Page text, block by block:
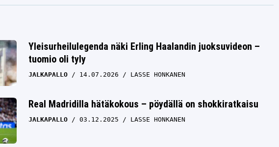
Yleisurheilulegenda näki Erling Haalandin juoksuvideon –
tuomio oli tyly
JALKAPALLO 14.07.2026 LASSE HONKANEN
Real Madridilla hätäkokous – pöydällä on shokkiratkaisu
JALKAPALLO 03.12.2025 LASSE HONKANEN